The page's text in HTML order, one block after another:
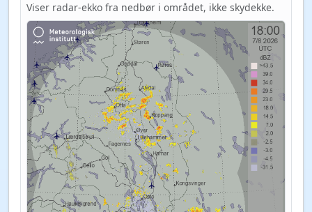
Viser radar-ekko fra nedbør i området, ikke skydekke.